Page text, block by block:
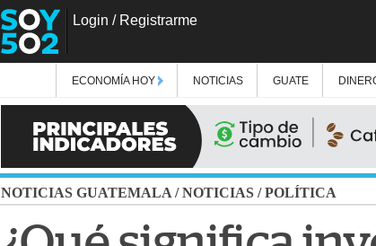
Login / Registrarme
ECONOMÍA HOY NOTICIAS GUATE
NOTICIAS GUATEMALA /NOTICIAS /POLÍTICA